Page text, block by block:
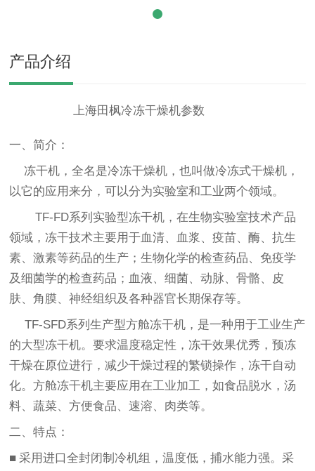
产品介绍
上海田枫冷冻干燥机参数
一、简介：
冻干机，全名是冷冻干燥机，也叫做冷冻式干燥机，
以它的应用来分，可以分为实验室和工业两个领域。
TF- FD系列 实验型冻干机，在生物实验室技术产品
领域，冻干技术主要用于血清、血浆、疫苗、酶、抗生
素、激素等药品的生产；生物化学的检查药品、免疫学
及细菌学的检查药品；血液、细菌、动脉、骨骼、皮
肤、角膜、神经组织及各种器官长期保存等。
TF-SFD系列生产型方舱冻干机，是一种用于工业生产
的大型冻干机。要求温度稳定性，冻干效果优秀，预冻
干燥在原位进行，减少干燥过程的繁锁操作，冻干自动
化。方舱冻干机主要应用在工业加工，如食品脱水，汤
料、蔬菜、方便食品、速溶、肉类等。
二、特点：
■ 采用进口全封闭制冷机组，温度低，捕水能力强。采